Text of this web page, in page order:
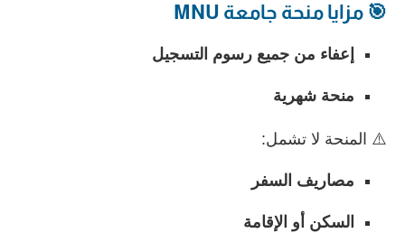
🎯 مزايا منحة جامعة MNU
إعفاء من جميع رسوم التسجيل
منحة شهرية
⚠️ المنحة لا تشمل:
مصاريف السفر
السكن أو الإقامة